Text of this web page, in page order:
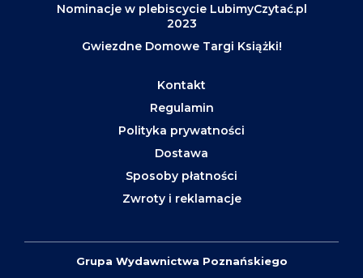
Nominacje w plebiscycie LubimyCzytać.pl
2023
Gwiezdne Domowe Targi Książki!
Kontakt
Regulamin
Polityka prywatności
Dostawa
Sposoby płatności
Zwroty i reklamacje
Grupa Wydawnictwa Poznańskiego